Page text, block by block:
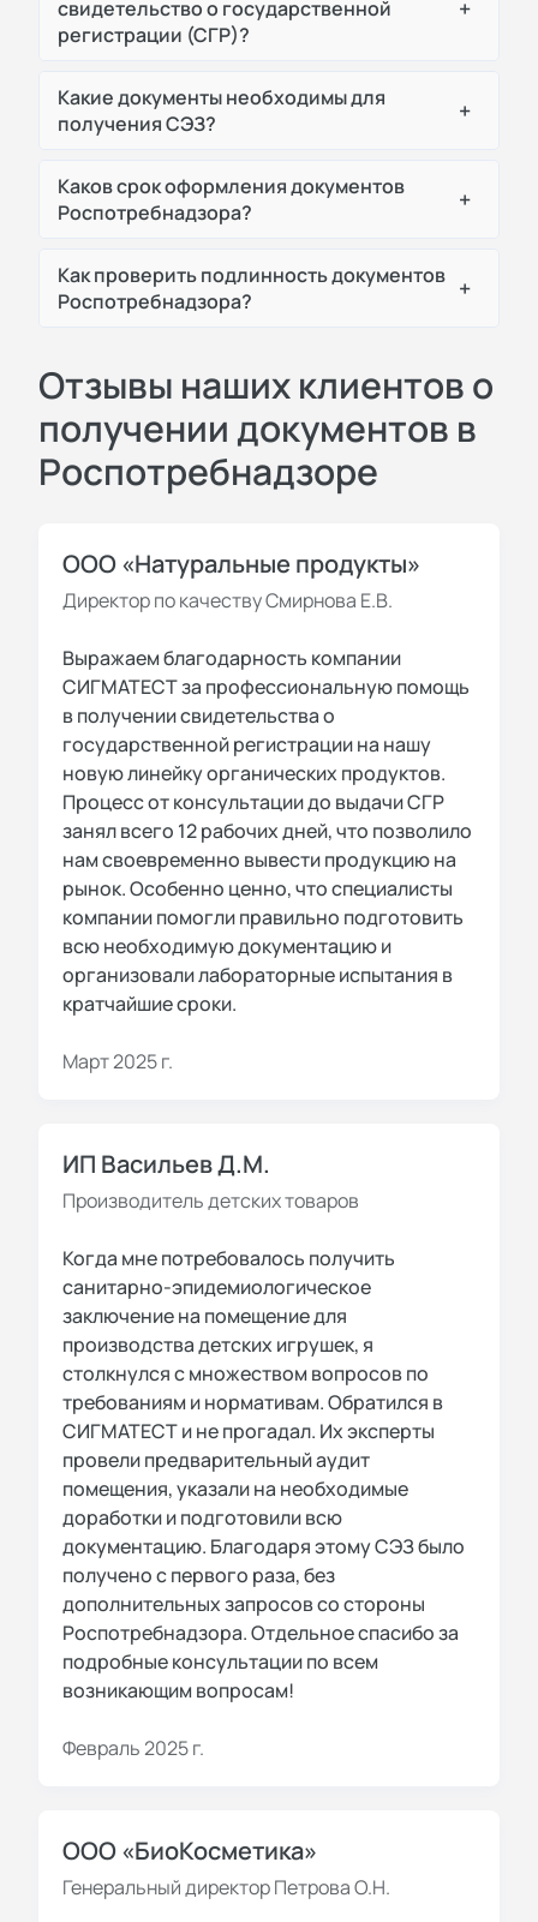
свидетельство о государственной
регистрации (СГР)?
+
Какие документы необходимы для
получения СЭЗ?
+
Каков срок оформления документов
Роспотребнадзора?
+
Как проверить подлинность документов
Роспотребнадзора?
+
Отзывы наших клиентов о
получении документов в
Роспотребнадзоре
ООО «Натуральные продукты»
Директор по качеству Смирнова Е.В.
Выражаем благодарность компании
СИГМАТЕСТ за профессиональную помощь
в получении свидетельства о
государственной регистрации на нашу
новую линейку органических продуктов.
Процесс от консультации до выдачи СГР
занял всего 12 рабочих дней, что позволило
нам своевременно вывести продукцию на
рынок. Особенно ценно, что специалисты
компании помогли правильно подготовить
всю необходимую документацию и
организовали лабораторные испытания в
кратчайшие сроки.
Март 2025 г.
ИП Васильев Д.М.
Производитель детских товаров
Когда мне потребовалось получить
санитарно-эпидемиологическое
заключение на помещение для
производства детских игрушек, я
столкнулся с множеством вопросов по
требованиям и нормативам. Обратился в
СИГМАТЕСТ и не прогадал. Их эксперты
провели предварительный аудит
помещения, указали на необходимые
доработки и подготовили всю
документацию. Благодаря этому СЭЗ было
получено с первого раза, без
дополнительных запросов со стороны
Роспотребнадзора. Отдельное спасибо за
подробные консультации по всем
возникающим вопросам!
Февраль 2025 г.
ООО «БиоКосметика»
Генеральный директор Петрова О.Н.